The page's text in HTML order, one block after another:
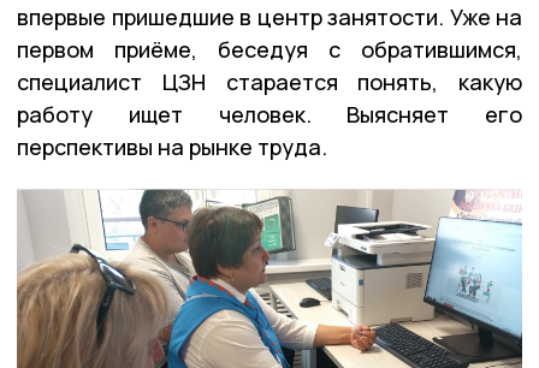
впервые пришедшие в центр занятости. Уже на
первом приёме, беседуя с обратившимся,
специалист ЦЗН старается понять, какую
работу ищет человек. Выясняет его
перспективы на рынке труда.